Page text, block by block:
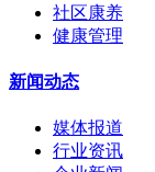
社区康养
健康管理
新闻动态
媒体报道
行业资讯